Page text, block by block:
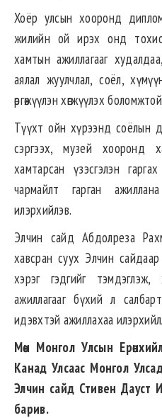
Хоёр улсын хооронд
жилийн ой ирэх онд
хамтын ажиллагааг
аялал жуулчлал, соёл,
өргөжүүлэн хөгжүүлэх
Түүхт ойн хүрээнд соёлын
сэргээх, музей хооронд
хамтарсан үзэсгэлэн
чармайлт гарган
илэрхийлэв.
Элчин сайд Абдолреза
хавсран суух Элчин
хэрэг гэдгийг
ажиллагааг бүхий л салбарт
идэвхтэй ажиллахаа
Мөн Монгол Улсын
Канад Улсаас Монгол Улсад
Элчин сайд Стивен Дауст
барив.